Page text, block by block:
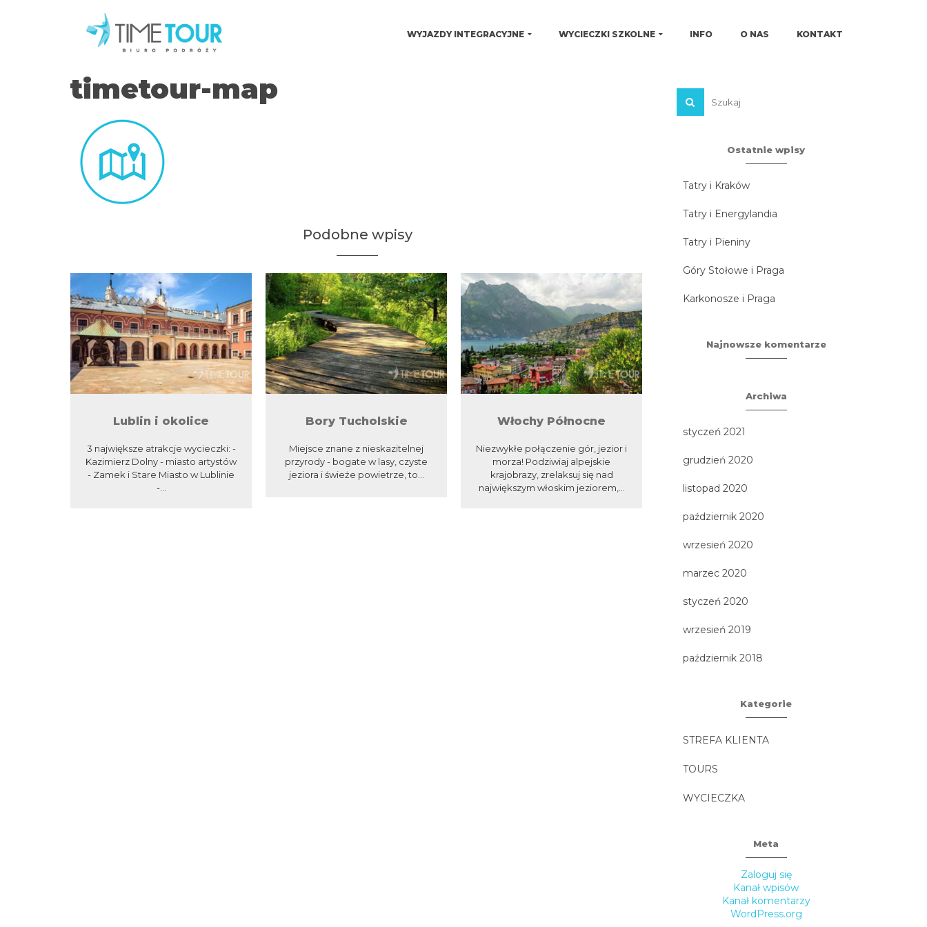
WYJAZDY INTEGRACYJNE WYCIECZKI SZKOLNE INFO O NAS KONTAKT
timetour-map
Podobne wpisy
Lublin i okolice
3 największe atrakcje wycieczki: -
Kazimierz Dolny - miasto artystów
- Zamek i Stare Miasto w Lublinie
-...
Bory Tucholskie
Miejsce znane z nieskazitelnej
przyrody - bogate w lasy, czyste
jeziora i świeże powietrze, to...
Włochy Północne
Niezwykłe połączenie gór, jezior i
morza! Podziwiaj alpejskie
krajobrazy, zrelaksuj się nad
największym włoskim jeziorem,...
Czeskiej na jednej wycieczce!
Mostem Karola, spektakularne...
Ostatnie wpisy
Tatry i Kraków
Tatry i Energylandia
Tatry i Pieniny
Góry Stołowe i Praga
Karkonosze i Praga
Najnowsze komentarze
Archiwa
styczeń 2021
grudzień 2020
listopad 2020
październik 2020
wrzesień 2020
marzec 2020
styczeń 2020
wrzesień 2019
październik 2018
Kategorie
STREFA KLIENTA
TOURS
WYCIECZKA
Meta
Zaloguj się
Kanał wpisów
Kanał komentarzy
WordPress.org